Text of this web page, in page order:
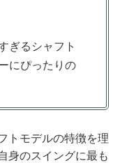
ぎるシャフト
にぴったりの
トモデルの特徴を理
身のスイングに最も